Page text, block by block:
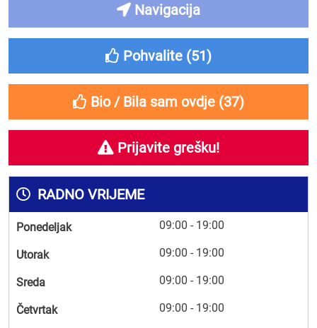
Navigacija
Pohvalite (51)
Bio / Bila sam ovdje (37)
Prijavite grešku!
RADNO VRIJEME
Ponedeljak 09:00 - 19:00
Utorak 09:00 - 19:00
Sreda 09:00 - 19:00
Četvrtak 09:00 - 19:00